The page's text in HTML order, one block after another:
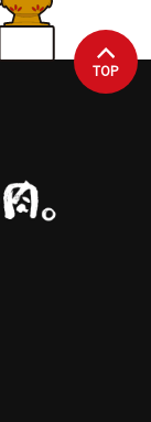
TOP